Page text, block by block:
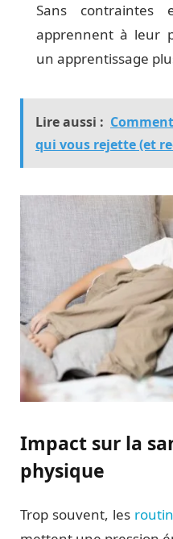
Sans contraintes
apprennent à leur
un apprentissage
Lire aussi :
qui vous rejette (et
Impact sur la
physique
Trop souvent, les